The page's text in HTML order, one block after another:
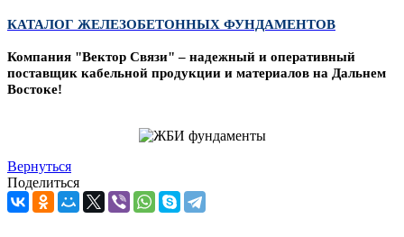
КАТАЛОГ ЖЕЛЕЗОБЕТОННЫХ ФУНДАМЕНТОВ
Компания "Вектор Связи" – надежный и оперативный
поставщик кабельной продукции и материалов на Дальнем
Востоке!
Вернуться
Поделиться